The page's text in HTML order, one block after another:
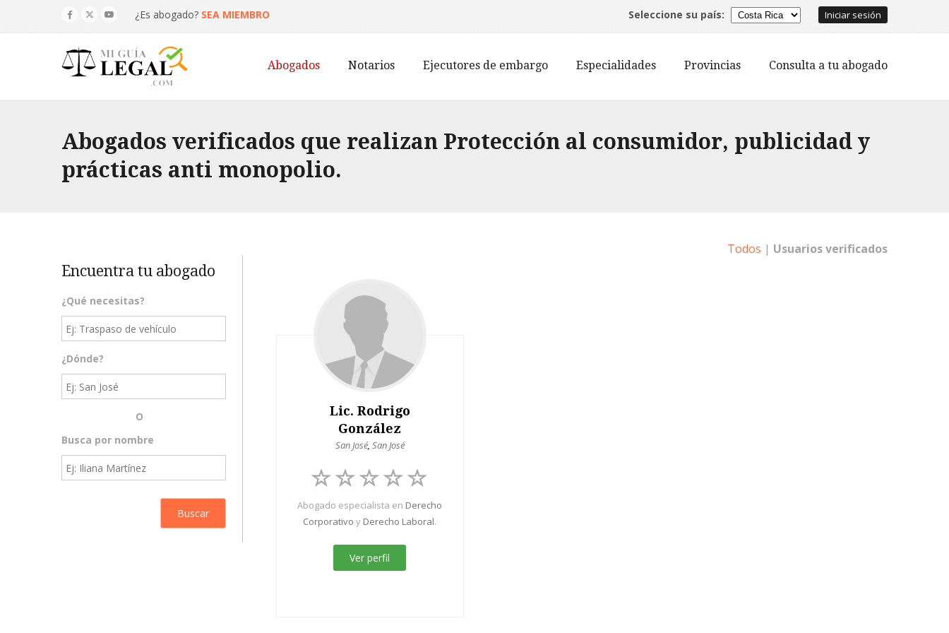
¿Es abogado? SEA MIEMBRO Iniciar sesión
Seleccione su país:
Abogados Notarios Ejecutores de embargo Especialidades Provincias Consulta a tu abogado
Abogados verificados que realizan Protección al consumidor, publicidad y
prácticas anti monopolio.
Encuentra tu abogado
¿Qué necesitas?
¿Dónde?
O
Busca por nombre
Todos | Usuarios verificados
Lic. Rodrigo
González
San José, San José
Abogado especialista en Derecho
Corporativo y Derecho Laboral.
Ver perfil